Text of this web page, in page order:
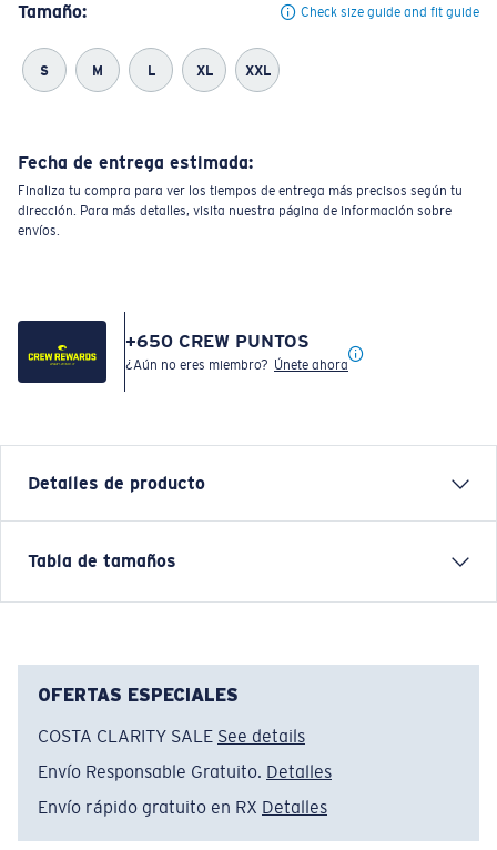
Tamaño: Check size guide and fit guide
S M L XL XXL
Fecha de entrega estimada:
Finaliza tu compra para ver los tiempos de entrega más precisos según tu
dirección. Para más detalles, visita nuestra página de información sobre
envíos.
+650 CREW PUNTOS
¿Aún no eres miembro? Únete ahora
Detalles de producto
Relaxed and effortless, the Jetty Del Mar draws
function and lifestyle—where comfort meets the coast.
Artículo n.°:FQA401342-29D
Color: Deck Gray
Tabla de tamaños
OFERTAS ESPECIALES
COSTA CLARITY SALE See details
Envío Responsable Gratuito. Detalles
Envío rápido gratuito en RX Detalles